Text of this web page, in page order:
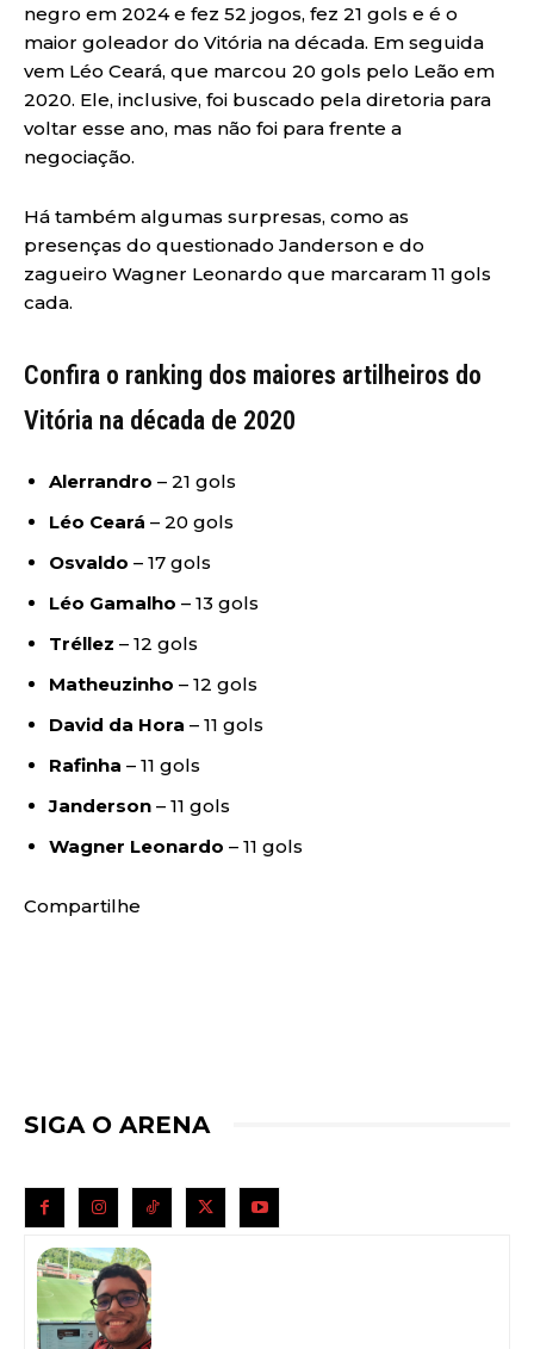
negro em 2024 e fez 52 jogos, fez 21 gols e é o
maior goleador do Vitória na década. Em seguida
vem Léo Ceará, que marcou 20 gols pelo Leão em
2020. Ele, inclusive, foi buscado pela diretoria para
voltar esse ano, mas não foi para frente a
negociação.
Há também algumas surpresas, como as
presenças do questionado Janderson e do
zagueiro Wagner Leonardo que marcaram 11 gols
cada.
Confira o ranking dos maiores artilheiros do
Vitória na década de 2020
Alerrandro – 21 gols
Léo Ceará – 20 gols
Osvaldo – 17 gols
Léo Gamalho – 13 gols
Tréllez – 12 gols
Matheuzinho – 12 gols
David da Hora – 11 gols
Rafinha – 11 gols
Janderson – 11 gols
Wagner Leonardo – 11 gols
Compartilhe
SIGA O ARENA